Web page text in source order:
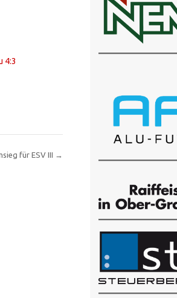
4:3
für ESV III →